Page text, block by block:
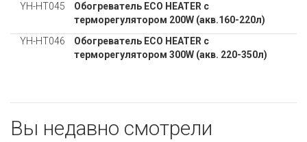
YH-HT045
Обогреватель ECO HEATER с
терморегулятором 200W (акв.160-220л)
YH-HT046
Обогреватель ECO HEATER с
терморегулятором 300W (акв. 220-350л)
Вы недавно смотрели